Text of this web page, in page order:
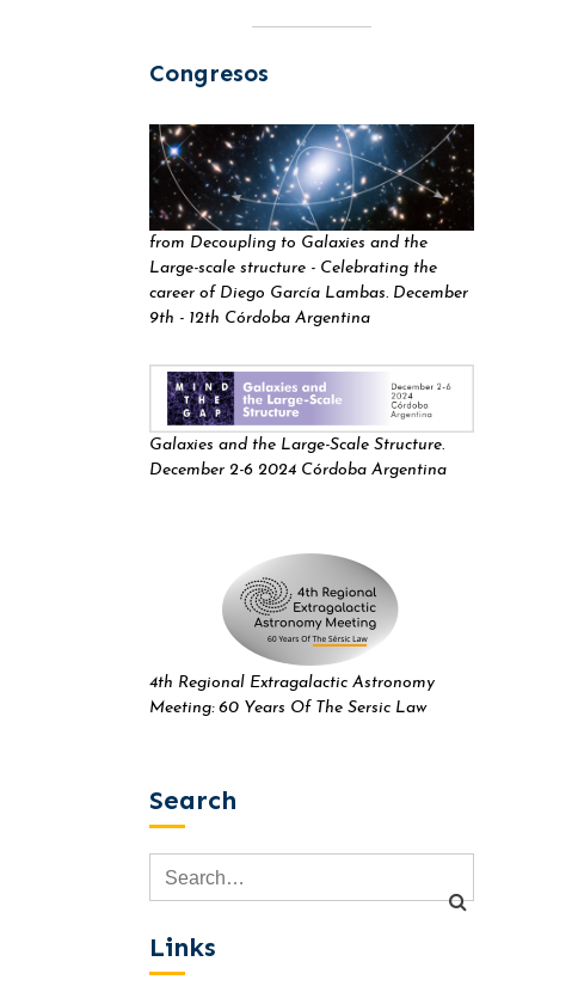
Congresos
from Decoupling to Galaxies and the
Large-scale structure - Celebrating the
career of Diego García Lambas. December
9th - 12th Córdoba Argentina
Galaxies and the Large-Scale Structure.
December 2-6 2024 Córdoba Argentina
4th Regional Extragalactic Astronomy
Meeting: 60 Years Of The Sersic Law
Search
Links